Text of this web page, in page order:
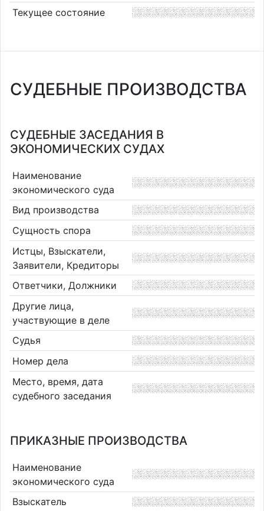
Текущее состояние
СУДЕБНЫЕ ПРОИЗВОДСТВА
СУДЕБНЫЕ ЗАСЕДАНИЯ В
ЭКОНОМИЧЕСКИХ СУДАХ
Наименование
экономического суда
Вид производства
Сущность спора
Истцы, Взыскатели,
Заявители, Кредиторы
Ответчики, Должники
Другие лица,
участвующие в деле
Судья
Номер дела
Место, время, дата
судебного заседания
ПРИКАЗНЫЕ ПРОИЗВОДСТВА
Наименование
экономического суда
Взыскатель